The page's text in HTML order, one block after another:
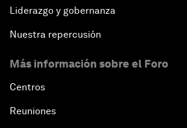
Liderazgo y gobernanza
Nuestra repercusión
Más información sobre el Foro
Centros
Reuniones